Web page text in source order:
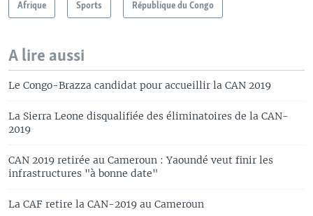
Afrique Sports République du Congo
A lire aussi
Le Congo-Brazza candidat pour accueillir la CAN 2019
La Sierra Leone disqualifiée des éliminatoires de la CAN-
2019
CAN 2019 retirée au Cameroun : Yaoundé veut finir les
infrastructures "à bonne date"
La CAF retire la CAN-2019 au Cameroun